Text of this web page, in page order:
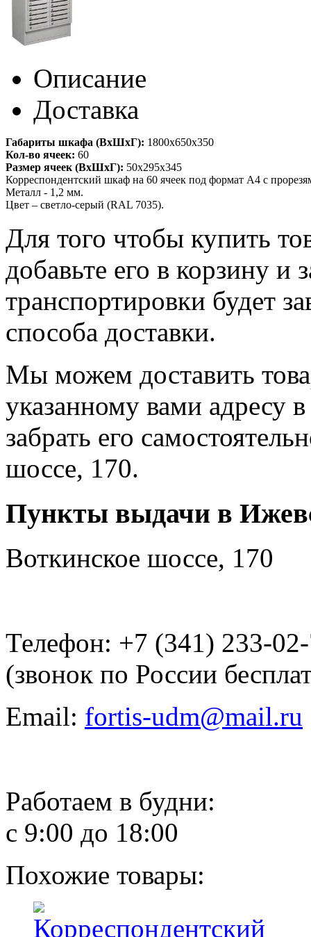
Описание
Доставка
Габариты шкафа (ВхШхГ): 1800x650x350
Кол-во ячеек: 60
Размер ячеек (ВхШхГ): 50x295x345
Корреспондентский шкаф на 60 ячеек под формат А4 с
Металл - 1,2 мм.
Цвет – светло-серый (RAL 7035).
Для того чтобы купить
добавьте его в корзину и
транспортировки будет
способа доставки.
Мы можем доставить
указанному вами адресу
забрать его
шоссе, 170.
Пункты выдачи в
Воткинское шоссе, 170
Телефон: +7 (341) 233-
(звонок по России
Email: fortis-udm@mail.ru
Работаем в будни:
с 9:00 до 18:00
Похожие товары: